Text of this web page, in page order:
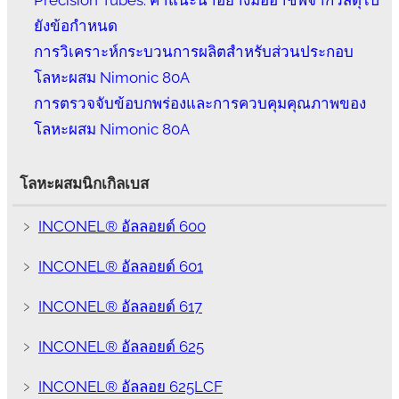
ยังข้อกำหนด
การวิเคราะห์กระบวนการผลิตสำหรับส่วนประกอบ
โลหะผสม Nimonic 80A
การตรวจจับข้อบกพร่องและการควบคุมคุณภาพของ
โลหะผสม Nimonic 80A
โลหะผสมนิกเกิลเบส
﹥ INCONEL® อัลลอยด์ 600
﹥ INCONEL® อัลลอยด์ 601
﹥ INCONEL® อัลลอยด์ 617
﹥ INCONEL® อัลลอยด์ 625
﹥ INCONEL® อัลลอย 625LCF